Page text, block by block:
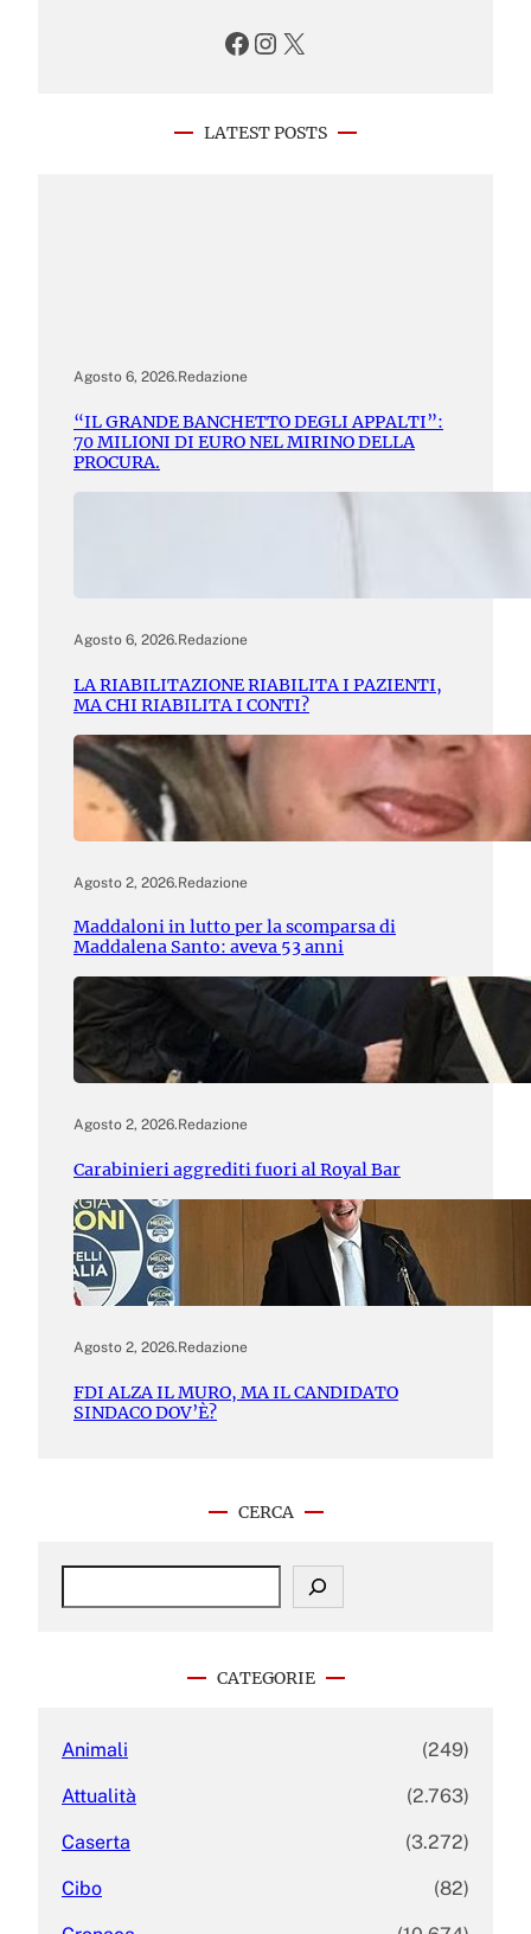
Facebook Instagram X
LATEST POSTS
Agosto 6, 2026.Redazione
“IL GRANDE BANCHETTO DEGLI APPALTI”:
70 MILIONI DI EURO NEL MIRINO DELLA
PROCURA.
Agosto 6, 2026.Redazione
LA RIABILITAZIONE RIABILITA I PAZIENTI,
MA CHI RIABILITA I CONTI?
Agosto 2, 2026.Redazione
Maddaloni in lutto per la scomparsa di
Maddalena Santo: aveva 53 anni
Agosto 2, 2026.Redazione
Carabinieri aggrediti fuori al Royal Bar
Agosto 2, 2026.Redazione
FDI ALZA IL MURO, MA IL CANDIDATO
SINDACO DOV’È?
CERCA
S
CATEGORIE
Animali (249)
Attualità (2.763)
Caserta (3.272)
Cibo (82)